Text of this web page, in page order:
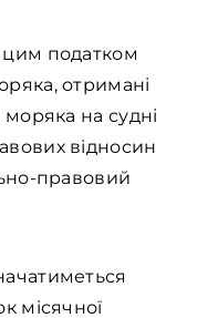
цим податком
отримані
моряка на судні
відносин
правовий
місячної